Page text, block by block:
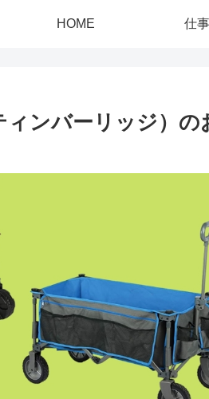
HOME 仕
ィンバーリッジ）の